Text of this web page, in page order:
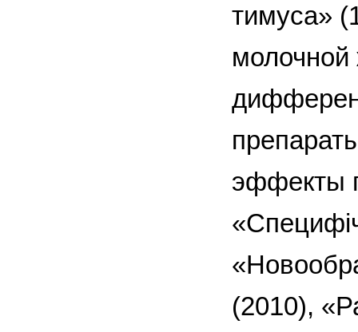
тимуса»
молочной
эффекты
(2010),